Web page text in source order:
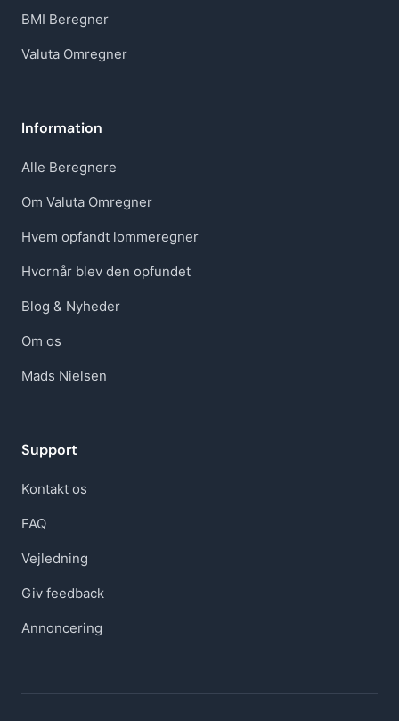
BMI Beregner
Valuta Omregner
Information
Alle Beregnere
Om Valuta Omregner
Hvem opfandt lommeregner
Hvornår blev den opfundet
Blog & Nyheder
Om os
Mads Nielsen
Support
Kontakt os
FAQ
Vejledning
Giv feedback
Annoncering